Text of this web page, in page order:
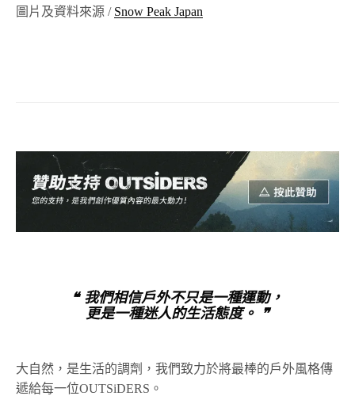
圖片及資料來源 / Snow Peak Japan
❝ 我們相信戶外不只是一種運動，
更是一種迷人的生活態度。 ❞
大自然，是生活的調劑，我們致力於將最棒的戶外風格傳
遞給每一位OUTSiDERS。